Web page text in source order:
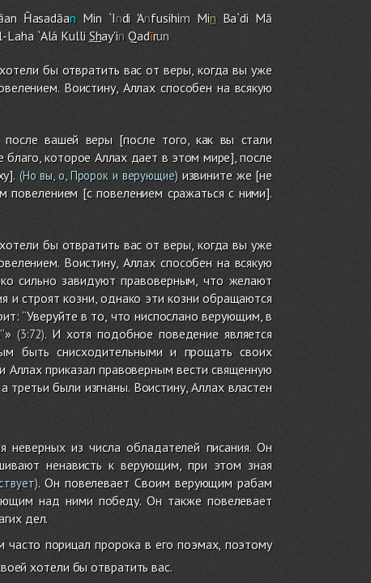
ĤasadāanMin `Indi 'AnfusihimMinBa`di Mā
Laha`Alá Kulli Shay'in Qadīrun
бы отвратить вас от веры, когда вы уже
Воистину, Аллах способен на всякую
вашей веры [после того, как вы стали
которое Аллах дает в этом мире], после
(Но вы, о, Пророк и верующие)извините же [не
повелением [с повелением сражаться с ними].
бы отвратить вас от веры, когда вы уже
Воистину, Аллах способен на всякую
сильно завидуют правоверным, что желают
и строят козни, однако эти козни обращаются
“Уверуйте в то, что ниспослано верующим, в
(3:72). И хотя подобное поведение является
быть снисходительными и прощать своих
приказал правоверным вести священную
были изгнаны. Воистину, Аллах властен
неверных из числа обладателей писания. Он
ненависть к верующим, при этом зная
. Он повелевает Своим верующим рабам
над ними победу. Он также повелевает
дел.
порицал пророка в его поэмах, поэтому
хотели бы отвратить вас.